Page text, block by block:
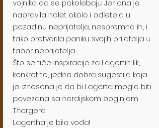
vojnika da se pokolebaju. Jer ona je
napravila nalet okolo i odletela u
pozadinu neprijatelja, nespremna ih, i
tako pretvorila paniku svojih prijatelja u
tabor neprijatelja.
Što se tiče inspiracije za Lagertin lik,
konkretno, jedna dobra sugestija koja
je iznesena je da bi Lagerta mogla biti
povezana sa nordijskom boginjom
Thorgerd.
Lagertha je bila vođa!